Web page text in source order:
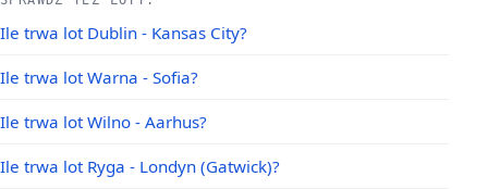
Ile trwa lot Dublin - Kansas City?
Ile trwa lot Warna - Sofia?
Ile trwa lot Wilno - Aarhus?
Ile trwa lot Ryga - Londyn (Gatwick)?